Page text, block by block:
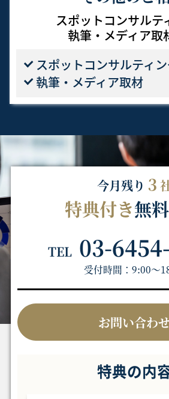
スポットコンサルテ
執筆・メディア取
スポット コンサルティ
執筆・メディア取材
今月残り ３
特典付き無
TEL 03-
受付時間：9:00〜
お問い合わ
特典の内